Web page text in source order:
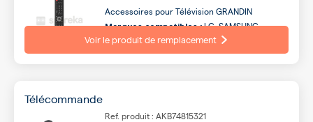
Accessoires pour Télévision GRANDIN
Marques compatibles :LG, SAMSUNG,
CONTINENTAL EDISON, AYA, SABA, OCEANIC,
LISTO, PHILIPS, PANASONIC, QILIVE ...
Voir le produit de remplacement
Télécommande
Ref. produit : AKB74815321